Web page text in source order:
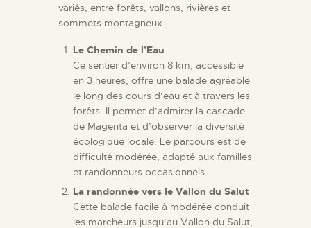
variés, entre forêts, vallons, rivières et
sommets montagneux.
Le Chemin de l’Eau
Ce sentier d’environ 8 km, accessible
en 3 heures, offre une balade agréable
le long des cours d’eau et à travers les
forêts. Il permet d’admirer la cascade
de Magenta et d’observer la diversité
écologique locale. Le parcours est de
difficulté modérée, adapté aux familles
et randonneurs occasionnels.
La randonnée vers le Vallon du Salut
Cette balade facile à modérée conduit
les marcheurs jusqu’au Vallon du Salut,